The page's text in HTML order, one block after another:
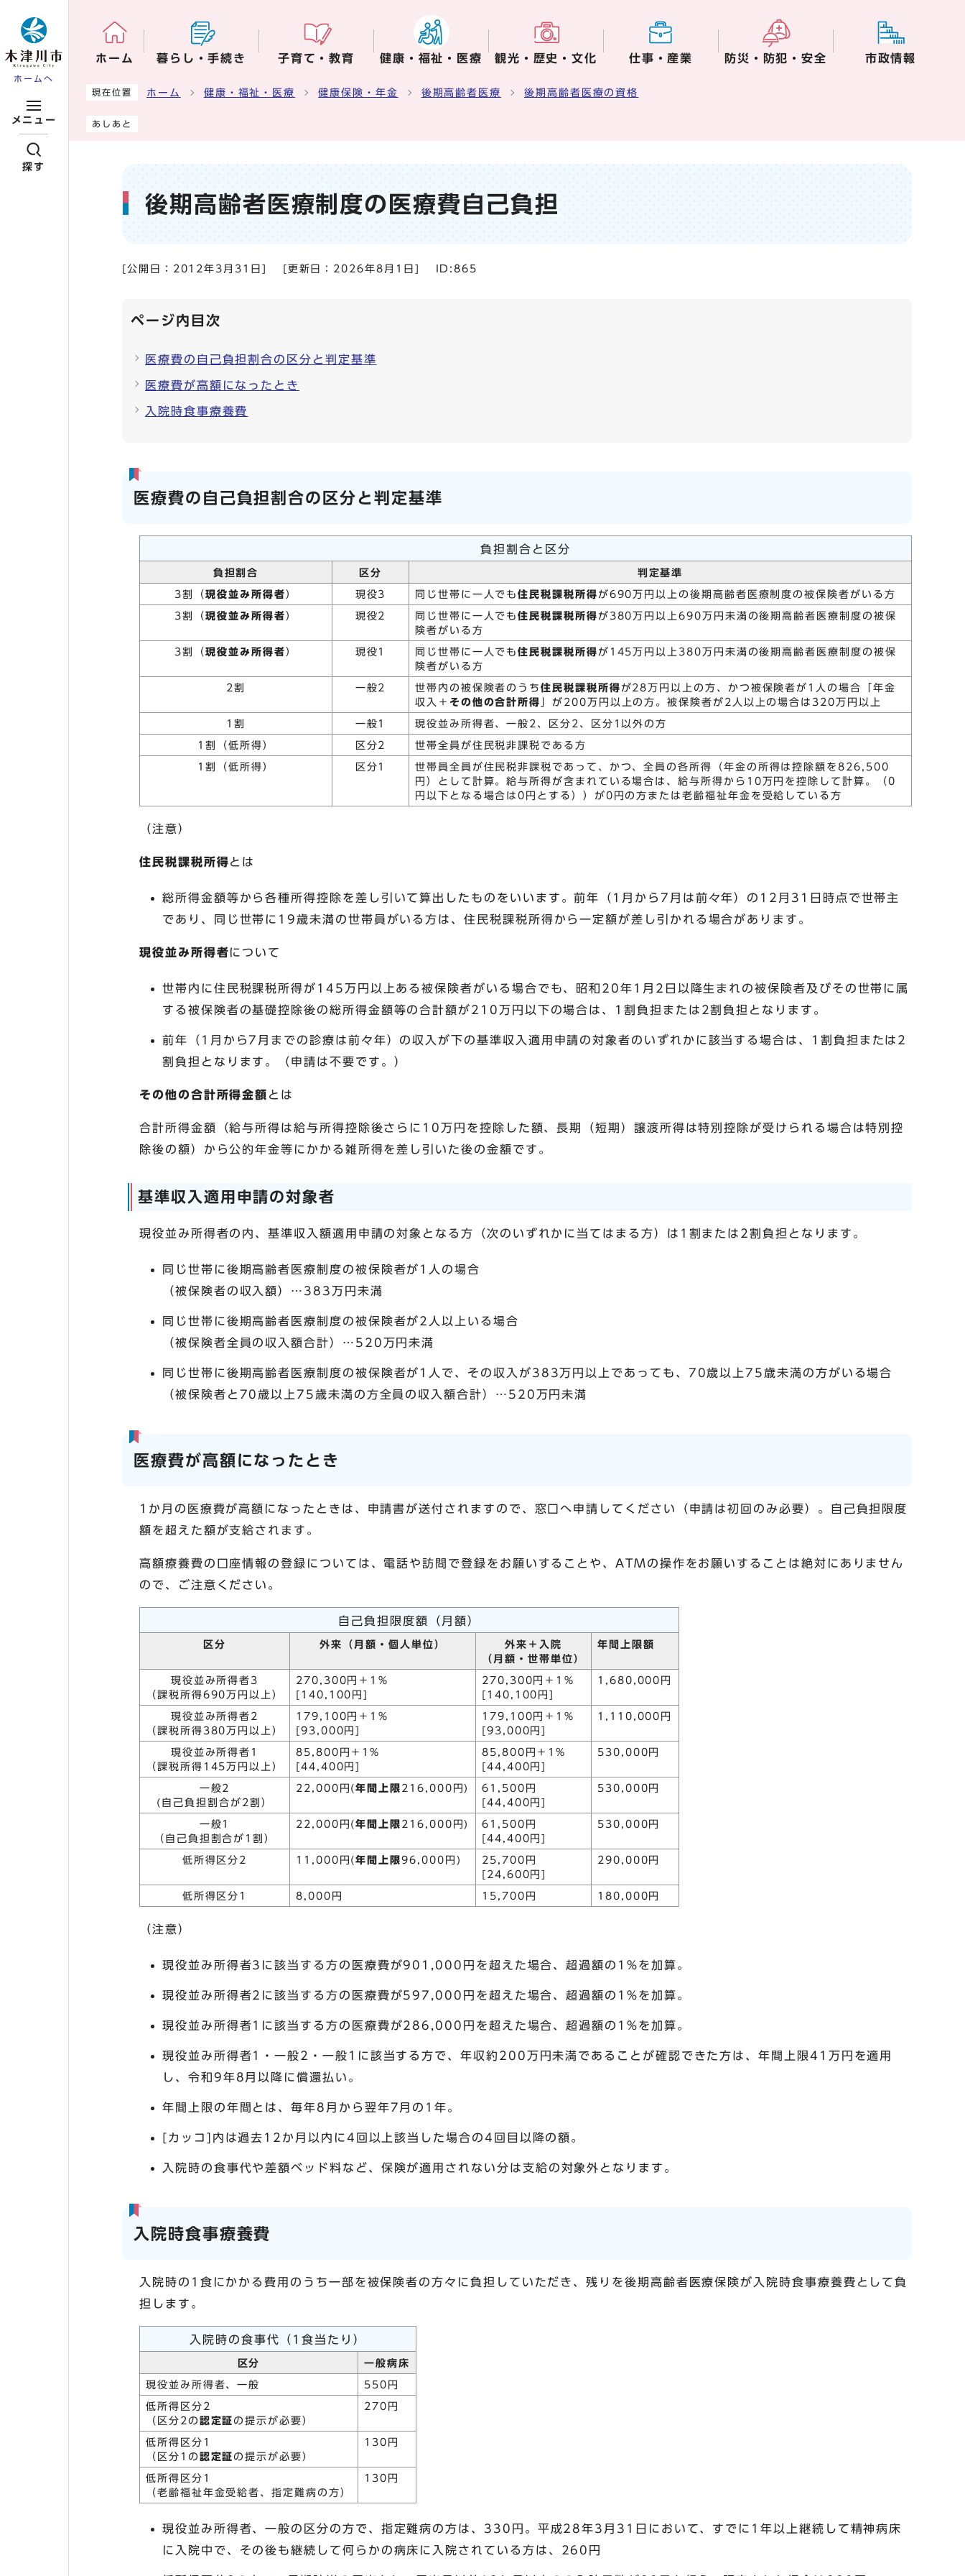
ホームへ
メニュー
探す
ホーム 暮らし・手続き 子育て・教育 健康・福祉・医療 観光・歴史・文化 仕事・産業 防災・防犯・安全 市政情報
ここから本文です
現在位置 ホーム 健康・福祉・医療 健康保険・年金 後期高齢者医療 後期高齢者医療の資格
あしあと
後期高齢者医療制度の医療費自己負担
[公開日： 2012年3月31日 [更新日： 2026年8月1日 ID:865
ページ内目次
医療費の自己負担割合の区分と判定基準
医療費が高額になったとき
入院時食事療養費
医療費の自己負担割合の区分と判定基準
負担割合と区分
負担割合 区分 判定基準
3割（現役並み所得者 ） 現役3 同じ世帯に一人でも住民税課税所得 が690万円以上の後期高齢者医療制度の被保険者がいる方
3割（現役並み所得者 ） 現役2 同じ世帯に一人でも住民税課税所得 が380万円以上690万円未満の後期高齢者医療制度の被保
険者がいる方
3割（現役並み所得者 ） 現役1 同じ世帯に一人でも住民税課税所得 が145万円以上380万円未満の後期高齢者医療制度の被保
険者がいる方
2割 一般2 世帯内の被保険者のうち住民税課税所得 が28万円以上の方、かつ被保険者が1人の場合「年金
収入＋ その他の合計所得 」が200万円以上の方。被保険者が2人以上の場合は320万円以上
1割 一般1 現役並み所得者、一般2、区分2、区分1以外の方
1割（低所得） 区分2 世帯全員が住民税非課税である方
1割（低所得） 区分1
世帯員全員が住民税非課税であって、かつ、全員の各所得（年金の所得は控除額を826,500
円）として計算。給与所得が含まれている場合は、給与所得から10万円を控除して計算。（0
円以下となる場合は0円とする））が0円の方または老齢福祉年金を受給している方
（注意）
住民税課税所得とは
総所得金額等から各種所得控除を差し引いて算出したものをいいます。前年（1月から7月は前々年）の12月31日時点で世帯主
であり、同じ世帯に19歳未満の世帯員がいる方は、住民税課税所得から一定額が差し引かれる場合があります。
現役並み所得者について
世帯内に住民税課税所得が145万円以上ある被保険者がいる場合でも、昭和20年1月2日以降生まれの被保険者及びその世帯に属
する被保険者の基礎控除後の総所得金額等の合計額が210万円以下の場合は、1割負担または2割負担となります。
前年（1月から7月までの診療は前々年）の収入が下の基準収入適用申請の対象者のいずれかに該当する場合は、1割負担または2
割負担となります。（申請は不要です。）
その他の合計所得金額 とは
合計所得金額（給与所得は給与所得控除後さらに10万円を控除した額、長期（短期）譲渡所得は特別控除が受けられる場合は特別控
除後の額）から公的年金等にかかる雑所得を差し引いた後の金額です。
基準収入適用申請の対象者
現役並み所得者の内、基準収入額適用申請の対象となる方（次のいずれかに当てはまる方）は1割または2割負担となります。
同じ世帯に後期高齢者医療制度の被保険者が1人の場合
（被保険者の収入額）…383万円未満
同じ世帯に後期高齢者医療制度の被保険者が2人以上いる場合
（被保険者全員の収入額合計）…520万円未満
同じ世帯に後期高齢者医療制度の被保険者が1人で、その収入が383万円以上であっても、70歳以上75歳未満の方がいる場合
（被保険者と70歳以上75歳未満の方全員の収入額合計）…520万円未満
医療費が高額になったとき
1か月の医療費が高額になったときは、申請書が送付されますので、窓口へ申請してください（申請は初回のみ必要）。自己負担限度
額を超えた額が支給されます。
高額療養費の口座情報の登録については、電話や訪問で登録をお願いすることや、ATMの操作をお願いすることは絶対にありません
ので、ご注意ください。
自己負担限度額（月額）
区分 外来（月額・個人単位）
外来＋入院
（月額・世帯単位）
年間上限額
現役並み所得者3
（課税所得690万円以上）
270,300円＋1％
[140,100円]
270,300円＋1％
[140,100円]
1,680,000円
現役並み所得者2
（課税所得380万円以上）
179,100円＋1％
[93,000円]
179,100円＋1％
[93,000円]
1,110,000円
現役並み所得者1
（課税所得145万円以上）
85,800円＋1%
[44,400円]
85,800円＋1%
[44,400円]
530,000円
一般2
(自己負担割合が2割）
22,000円(年間上限 216,000円)
61,500円
[44,400円]
530,000円
一般1
（自己負担割合が1割）
22,000円(年間上限 216,000円)
61,500円
[44,400円]
530,000円
低所得区分2 11,000円(年間上限96,000円)
25,700円
[24,600円]
290,000円
低所得区分1 8,000円 15,700円 180,000円
（注意）
現役並み所得者3に該当する方の医療費が901,000円を超えた場合、超過額の1%を加算。
現役並み所得者2に該当する方の医療費が597,000円を超えた場合、超過額の1%を加算。
現役並み所得者1に該当する方の医療費が286,000円を超えた場合、超過額の1%を加算。
現役並み所得者1・一般2・一般1に該当する方で、年収約200万円未満であることが確認できた方は、年間上限41万円を適用
し、令和9年8月以降に償還払い。
年間上限の年間とは、毎年8月から翌年7月の1年。
[カッコ]内は過去12か月以内に4回以上該当した場合の4回目以降の額。
入院時の食事代や差額ベッド料など、保険が適用されない分は支給の対象外となります。
入院時食事療養費
入院時の1食にかかる費用のうち一部を被保険者の方々に負担していただき、残りを後期高齢者医療保険が入院時食事療養費として負
担します。
入院時の食事代（1食当たり）
区分 一般病床
現役並み所得者、一般 550円
低所得区分2
（区分2の 認定証 の提示が必要）
270円
低所得区分1
（区分1の 認定証 の提示が必要）
130円
低所得区分1
（老齢福祉年金受給者、指定難病の方）
130円
現役並み所得者、一般の区分の方で、指定難病の方は、330円。平成28年3月31日において、すでに1年以上継続して精神病床
に入院中で、その後も継続して何らかの病床に入院されている方は、260円